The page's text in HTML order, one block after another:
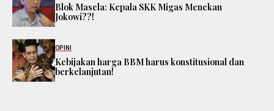
Blok Masela: Kepala SKK Migas Menekan
Jokowi??!
OPINI
Kebijakan harga BBM harus konstitusional dan
berkelanjutan!